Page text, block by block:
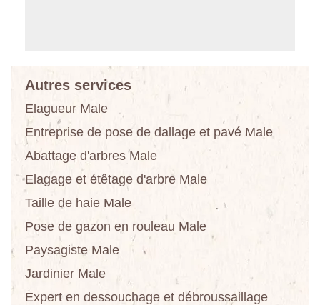
Autres services
Elagueur Male
Entreprise de pose de dallage et pavé Male
Abattage d'arbres Male
Elagage et étêtage d'arbre Male
Taille de haie Male
Pose de gazon en rouleau Male
Paysagiste Male
Jardinier Male
Expert en dessouchage et débroussaillage